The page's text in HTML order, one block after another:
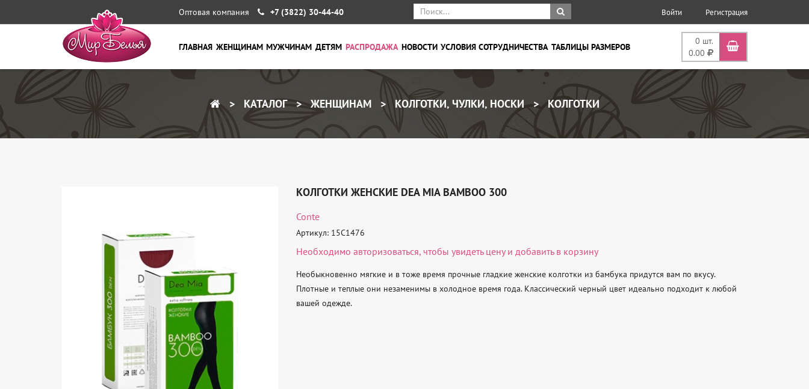
Оптовая компания +7 (3822) 30-44-40 Войти Регистрация
0 шт.
0.00
ГЛАВНАЯ ЖЕНЩИНАМ МУЖЧИНАМ ДЕТЯМ РАСПРОДАЖА НОВОСТИ УСЛОВИЯ СОТРУДНИЧЕСТВА ТАБЛИЦЫ РАЗМЕРОВ
КАТАЛОГ ЖЕНЩИНАМ КОЛГОТКИ, ЧУЛКИ, НОСКИ КОЛГОТКИ
КОЛГОТКИ ЖЕНСКИЕ DEA MIA BAMBOO 300
Conte
Артикул: 15C1476
Необходимо авторизоваться, чтобы увидеть цену и добавить в корзину
Необыкновенно мягкие и в тоже время прочные гладкие женские колготки из бамбука придутся вам по вкусу.
Плотные и теплые они незаменимы в холодное время года. Классический черный цвет идеально подходит к любой
вашей одежде.